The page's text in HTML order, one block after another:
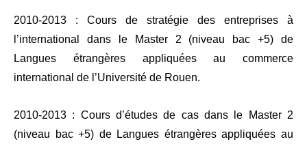
2010-2013 : Cours de stratégie des entreprises à
l’international dans le Master 2 (niveau bac +5) de
Langues étrangères appliquées au commerce
international de l’Université de Rouen.
2010-2013 : Cours d’études de cas dans le Master 2
(niveau bac +5) de Langues étrangères appliquées au